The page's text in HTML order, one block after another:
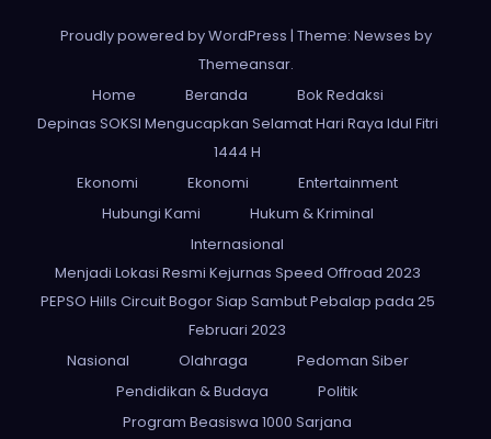
Proudly powered by WordPress | Theme: Newses by
Themeansar.
Home
Beranda
Bok Redaksi
Depinas SOKSI Mengucapkan Selamat Hari Raya Idul Fitri
1444 H
Ekonomi
Ekonomi
Entertainment
Hubungi Kami
Hukum & Kriminal
Internasional
Menjadi Lokasi Resmi Kejurnas Speed Offroad 2023
PEPSO Hills Circuit Bogor Siap Sambut Pebalap pada 25
Februari 2023
Nasional
Olahraga
Pedoman Siber
Pendidikan & Budaya
Politik
Program Beasiswa 1000 Sarjana